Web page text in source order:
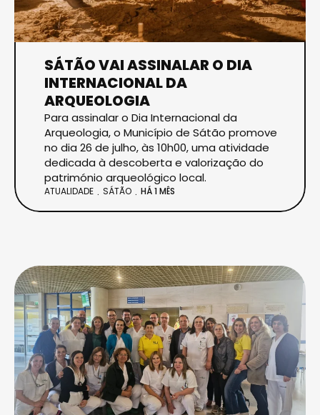
SÁTÃO VAI ASSINALAR O DIA
INTERNACIONAL DA
ARQUEOLOGIA
Para assinalar o Dia Internacional da
Arqueologia, o Município de Sátão promove
no dia 26 de julho, às 10h00, uma atividade
dedicada à descoberta e valorização do
património arqueológico local.
ATUALIDADE SÁTÃO HÁ 1 MÊS